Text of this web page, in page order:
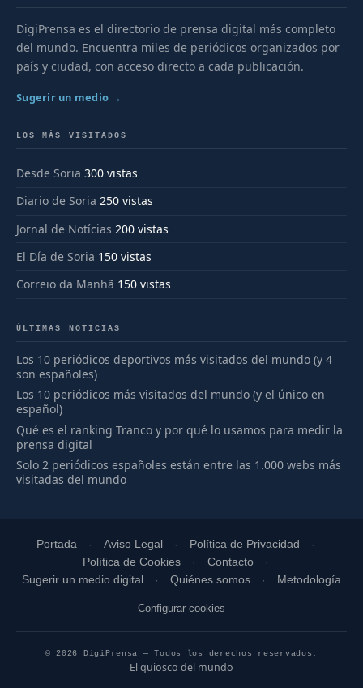
DigiPrensa es el directorio de prensa digital más completo
del mundo. Encuentra miles de periódicos organizados por
país y ciudad, con acceso directo a cada publicación.
Sugerir un medio →
LOS MÁS VISITADOS
Desde Soria 300 vistas
Diario de Soria 250 vistas
Jornal de Notícias 200 vistas
El Día de Soria 150 vistas
Correio da Manhã 150 vistas
ÚLTIMAS NOTICIAS
Los 10 periódicos deportivos más visitados del mundo (y 4
son españoles)
Los 10 periódicos más visitados del mundo (y el único en
español)
Qué es el ranking Tranco y por qué lo usamos para medir la
prensa digital
Solo 2 periódicos españoles están entre las 1.000 webs más
visitadas del mundo
Portada Aviso Legal
Política de Privacidad
Política de Cookies
Contacto
Sugerir un medio digital
Quiénes somos Metodología
Configurar cookies
© 2026 DigiPrensa — Todos los derechos reservados.
El quiosco del mundo